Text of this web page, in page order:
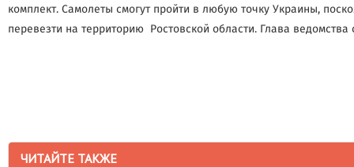
ЧИТАЙТЕ ТАКЖЕ
комплект. Самолеты смогут пройти в любую точку Украины,
перевезти на территорию Ростовской области. Глава